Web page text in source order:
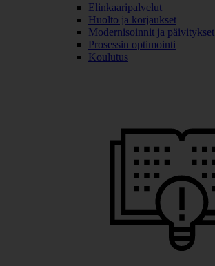
Elinkaaripalvelut
Huolto ja korjaukset
Modernisoinnit ja päivitykset
Prosessin optimointi
Koulutus